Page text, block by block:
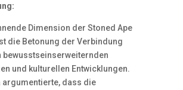
Dimension der Stoned Ape
die Betonung der Verbindung
bewusstseinserweiternden
und kulturellen Entwicklungen.
argumentierte, dass die